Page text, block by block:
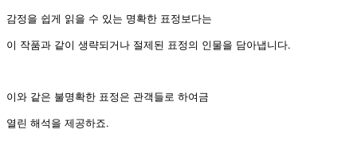
감정을 쉽게 읽을 수 있는 명확한 표정보다는
이 작품과 같이 생략되거나 절제된 표정의 인물을 담아냅니다.
이와 같은 불명확한 표정은 관객들로 하여금
열린 해석을 제공하죠.